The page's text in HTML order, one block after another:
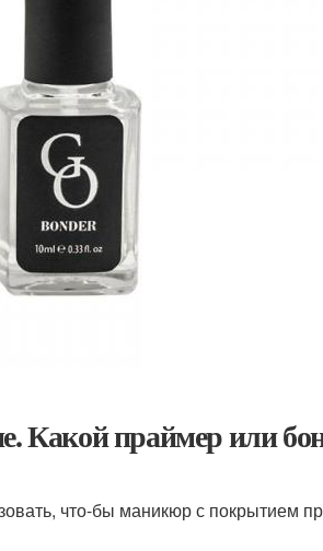
Какой праймер или
что-бы маникюр с покрытием